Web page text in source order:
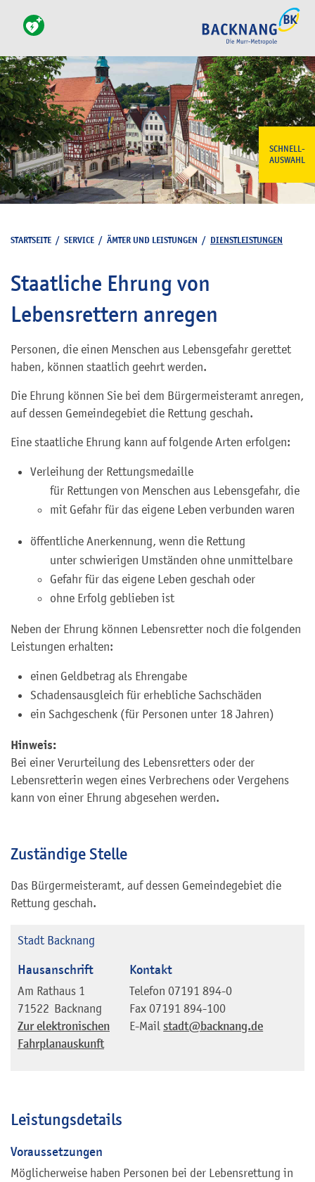
SCHNELL-
AUSWAHL
STARTSEITE / SERVICE / ÄMTER UND LEISTUNGEN / DIENSTLEISTUNGEN
Staatliche Ehrung von
Lebensrettern anregen
Personen, die einen Menschen aus Lebensgefahr gerettet
haben, können staatlich geehrt werden.
Die Ehrung können Sie bei dem Bürgermeisteramt anregen,
auf dessen Gemeindegebiet die Rettung geschah.
Eine staatliche Ehrung kann auf folgende Arten erfolgen:
Verleihung der Rettungsmedaille
für Rettungen von Menschen aus Lebensgefahr, die
mit Gefahr für das eigene Leben verbunden waren
öffentliche Anerkennung, wenn die Rettung
unter schwierigen Umständen ohne unmittelbare
Gefahr für das eigene Leben geschah oder
ohne Erfolg geblieben ist
Neben der Ehrung können Lebensretter noch die folgenden
Leistungen erhalten:
einen Geldbetrag als Ehrengabe
Schadensausgleich für erhebliche Sachschäden
ein Sachgeschenk (für Personen unter 18 Jahren)
Hinweis:
Bei einer Verurteilung des Lebensretters oder der
Lebensretterin wegen eines Verbrechens oder Vergehens
kann von einer Ehrung abgesehen werden.
Zuständige Stelle
Das Bürgermeisteramt, auf dessen Gemeindegebiet die
Rettung geschah.
Stadt Backnang
Hausanschrift
Am Rathaus 1
71522 Backnang
Zur elektronischen
Fahrplanauskunft
Kontakt
Telefon 07191 894-0
Fax 07191 894-100
E-Mail stadt@backnang.de
Leistungsdetails
Voraussetzungen
Möglicherweise haben Personen bei der Lebensrettung in